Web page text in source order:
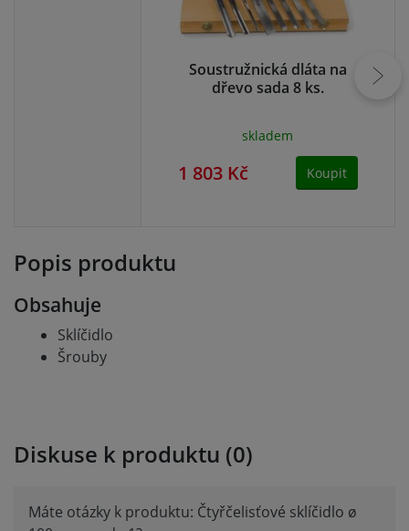
Soustružnická dláta na
dřevo sada 8 ks.
skladem
1 803 Kč Koupit
Popis produktu
Obsahuje
Sklíčidlo
Šrouby
Diskuse k produktu (0)
Máte otázky k produktu: Čtyřčelisťové sklíčidlo ø